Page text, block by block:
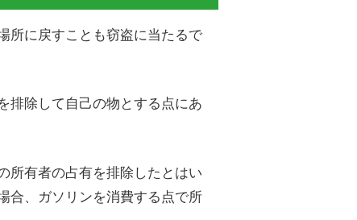
所に戻すことも窃盗に当たるで
排除して自己の物とする点にあ
所有者の占有を排除したとはい
合、ガソリンを消費する点で所